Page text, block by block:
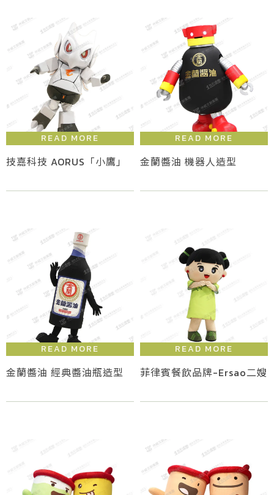
技嘉科技 AORUS「小鷹」 金蘭醬油 機器人造型
金蘭醬油 經典醬油瓶造型 菲律賓餐飲品牌-Ersao二嫂